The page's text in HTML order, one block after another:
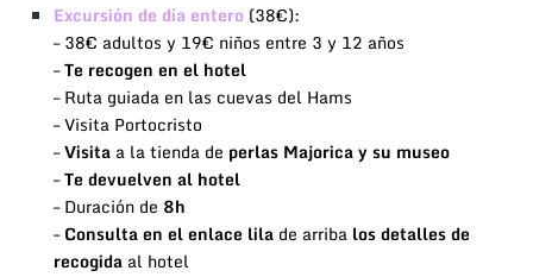
Excursión de día entero (38€):
– 38€ adultos y 19€ niños entre 3 y 12 años
–Te recogen en el hotel
– Ruta guiada en las cuevas del Hams
– Visita Portocristo
–Visita a la tienda de perlas Majorica y su museo
–Te devuelven al hotel
– Duración de 8h
–Consulta en el enlace lila de arriba los detalles de
recogida al hotel